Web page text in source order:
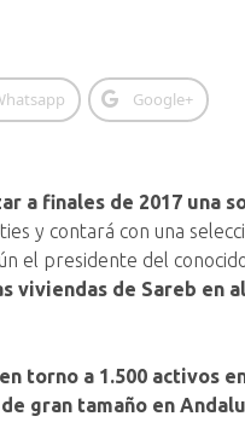
Google+
a finales de 2017 una
y contará con una
el presidente del conocido
viviendas de Sareb en
torno a 1.500 activos
gran tamaño en